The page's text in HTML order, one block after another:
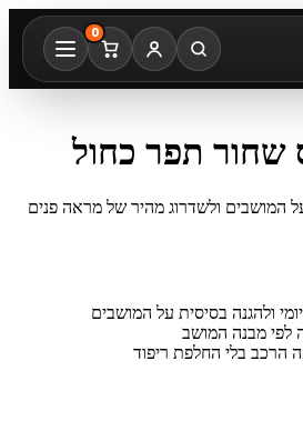
0
שחור תפר כחול
המושבים ולשדרוג מהיר של מראה פנים
ולהגנה בסיסית על המושבים
לפי מבנה המושב
הרכב בלי החלפת ריפוד